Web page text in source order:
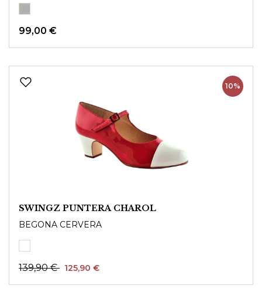
99,00 €
10%
SWINGZ PUNTERA CHAROL
BEGONA CERVERA
139,90 € 125,90 €